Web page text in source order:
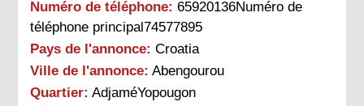
Numéro de téléphone: 65920136Numéro de
téléphone principal74577895
Pays de l'annonce: Croatia
Ville de l'annonce: Abengourou
Quartier: AdjaméYopougon